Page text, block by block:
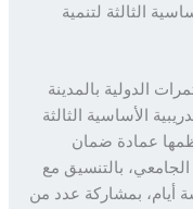
لتنمية
بالمدينة
الثالثة
عمادة ضمان
بالتنسيق مع
بمشاركة عدد من